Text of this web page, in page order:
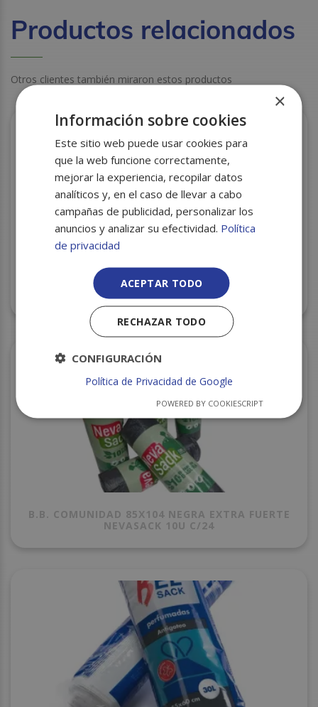
Productos relacionados
Otros clientes también miraron estos productos
B.B. 90X115 COMUNIDAD NEGRA 10U C/20
B.B. COMUNIDAD 85X104 NEGRA EXTRA FUERTE
NEVASACK 10U C/24
×
Información sobre cookies
Este sitio web puede usar cookies para
que la web funcione correctamente,
mejorar la experiencia, recopilar datos
analíticos y, en el caso de llevar a cabo
campañas de publicidad, personalizar los
anuncios y analizar su efectividad. Política
de privacidad
ACEPTAR TODO
RECHAZAR TODO
CONFIGURACIÓN
Política de Privacidad de Google
POWERED BY COOKIESCRIPT